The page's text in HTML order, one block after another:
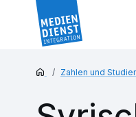
Zahlen und